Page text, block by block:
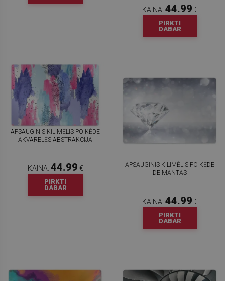
KAINA: 44.99 €
PIRKTI
DABAR
APSAUGINIS KILIMĖLIS PO KĖDE
AKVARELĖS ABSTRAKCIJA
KAINA: 44.99 €
PIRKTI
DABAR
APSAUGINIS KILIMĖLIS PO KĖDE
DEIMANTAS
KAINA: 44.99 €
PIRKTI
DABAR